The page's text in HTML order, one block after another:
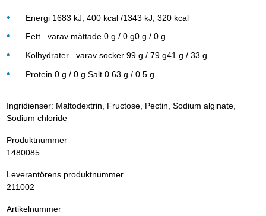
Energi 1683 kJ, 400 kcal /1343 kJ, 320 kcal
Fett– varav mättade 0 g / 0 g0 g / 0 g
Kolhydrater– varav socker 99 g / 79 g41 g / 33 g
Protein 0 g / 0 g Salt 0.63 g / 0.5 g
Ingridienser: Maltodextrin, Fructose, Pectin, Sodium alginate,
Sodium chloride
Produktnummer
1480085
Leverantörens produktnummer
211002
Artikelnummer